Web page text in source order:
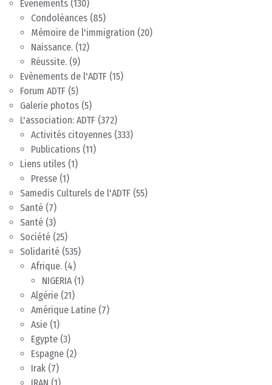
Evénements (130)
Condoléances (85)
Mémoire de l'immigration (20)
Naissance. (12)
Réussite. (9)
Evènements de l'ADTF (15)
Forum ADTF (5)
Galerie photos (5)
L'association: ADTF (372)
Activités citoyennes (333)
Publications (11)
Liens utiles (1)
Presse (1)
Samedis Culturels de l'ADTF (55)
Santé (7)
Santé (3)
Société (25)
Solidarité (535)
Afrique. (4)
NIGERIA(1)
Algérie (21)
Amérique Latine (7)
Asie (1)
Egypte (3)
Espagne (2)
Irak (7)